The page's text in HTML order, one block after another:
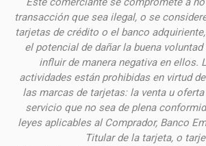
transacción que sea ilegal, o se
tarjetas de crédito o el banco
el potencial de dañar la buena
influir de manera negativa en ellos.
actividades están prohibidas en virtud
las marcas de tarjetas: la venta u
servicio que no sea de plena
leyes aplicables al Comprador, Banco
Titular de la tarjeta, o